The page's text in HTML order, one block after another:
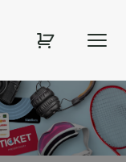
shop